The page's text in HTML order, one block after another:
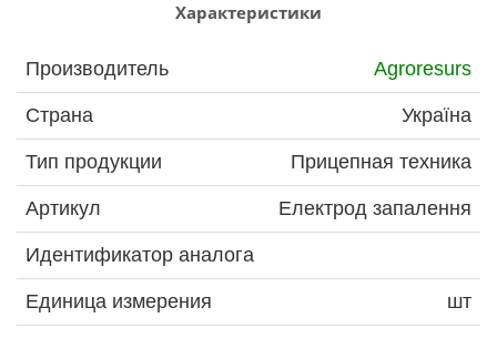
Характеристики
Производитель Agroresurs
Страна Україна
Тип продукции Прицепная техника
Артикул Електрод запалення
Идентификатор аналога
Единица измерения шт